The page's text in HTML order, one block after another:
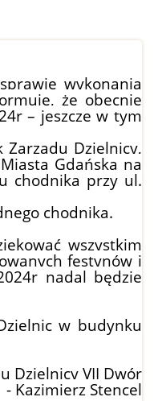
wykonania
że obecnie
– jeszcze w tym
Dzielnicy,
Gdańska na
chodnika przy ul.
chodnika.
wszystkim
festynów i
nadal będzie
w budynku
Dzielnicy VII Dwór
- Kazimierz Stencel